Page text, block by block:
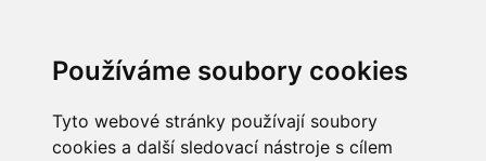
Používáme soubory cookies
Tyto webové stránky používají soubory
cookies a další sledovací nástroje s cílem